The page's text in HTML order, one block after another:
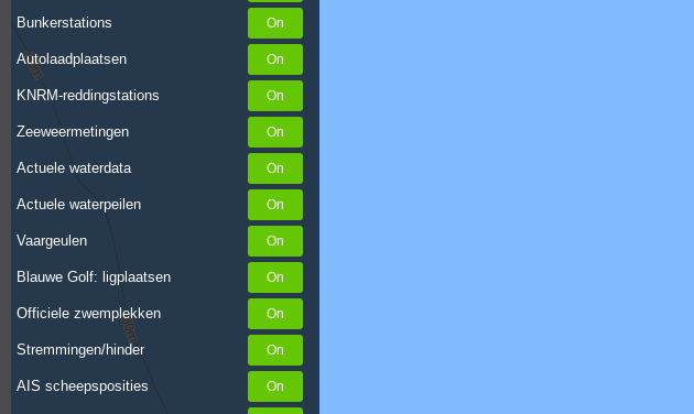
Bunkerstations
Autolaadplaatsen
KNRM-reddingstations
Zeeweermetingen
Actuele waterdata
Actuele waterpeilen
Vaargeulen
Blauwe Golf: ligplaatsen
Officiele zwemplekken
Stremmingen/hinder
AIS scheepsposities